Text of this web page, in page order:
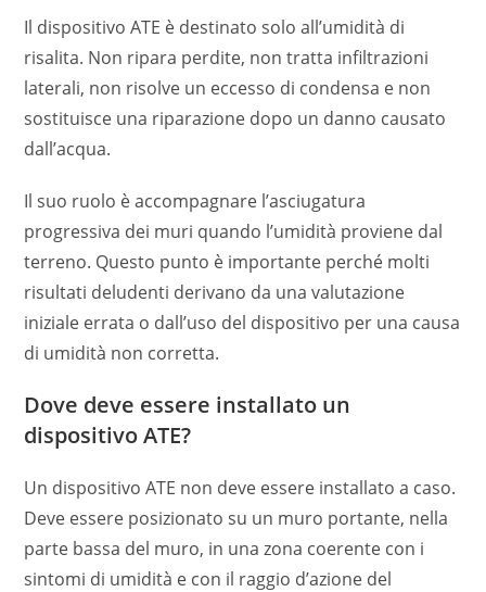
Il dispositivo ATE è destinato solo all’umidità di
risalita. Non ripara perdite, non tratta infiltrazioni
laterali, non risolve un eccesso di condensa e non
sostituisce una riparazione dopo un danno causato
dall’acqua.
Il suo ruolo è accompagnare l’asciugatura
progressiva dei muri quando l’umidità proviene dal
terreno. Questo punto è importante perché molti
risultati deludenti derivano da una valutazione
iniziale errata o dall’uso del dispositivo per una causa
di umidità non corretta.
Dove deve essere installato un
dispositivo ATE?
Un dispositivo ATE non deve essere installato a caso.
Deve essere posizionato su un muro portante, nella
parte bassa del muro, in una zona coerente con i
sintomi di umidità e con il raggio d’azione del